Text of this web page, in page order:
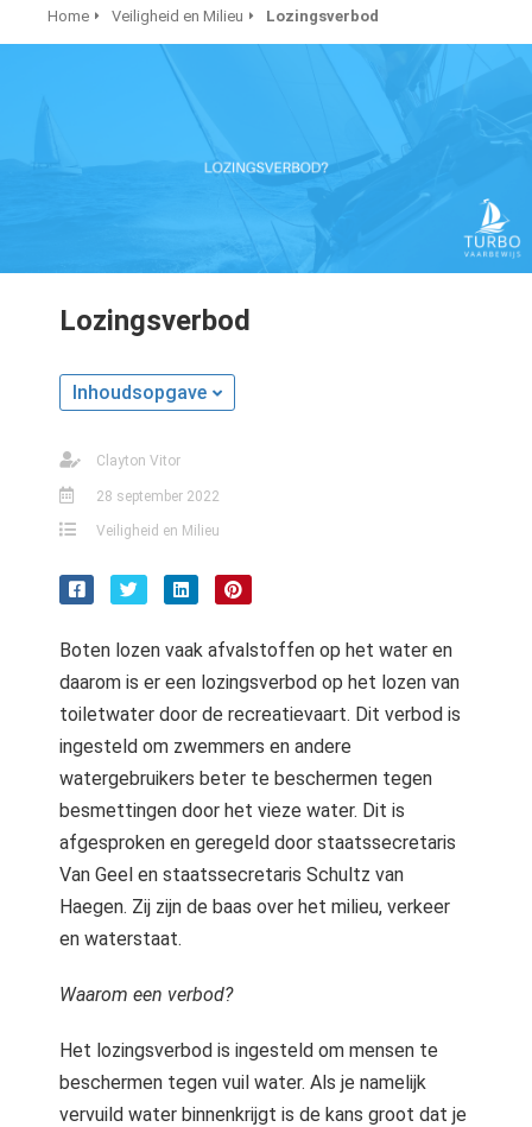
Home Veiligheid en Milieu Lozingsverbod
Lozingsverbod
Inhoudsopgave
Clayton Vitor
28 september 2022
Veiligheid en Milieu
Boten lozen vaak afvalstoffen op het water en
daarom is er een lozingsverbod op het lozen van
toiletwater door de recreatievaart. Dit verbod is
ingesteld om zwemmers en andere
watergebruikers beter te beschermen tegen
besmettingen door het vieze water. Dit is
afgesproken en geregeld door staatssecretaris
Van Geel en staatssecretaris Schultz van
Haegen. Zij zijn de baas over het milieu, verkeer
en waterstaat.
Waarom een verbod?
Het lozingsverbod is ingesteld om mensen te
beschermen tegen vuil water. Als je namelijk
vervuild water binnenkrijgt is de kans groot dat je